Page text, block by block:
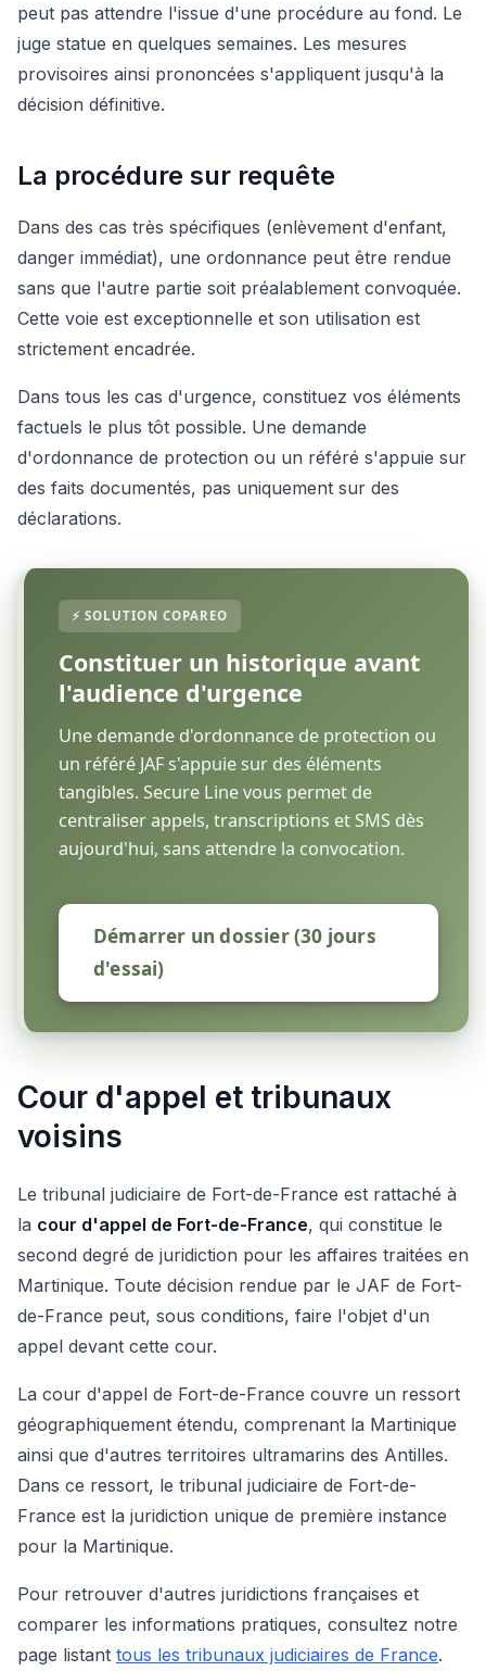
peut pas attendre l'issue d'une procédure au fond. Le
juge statue en quelques semaines. Les mesures
provisoires ainsi prononcées s'appliquent jusqu'à la
décision définitive.
La procédure sur requête
Dans des cas très spécifiques (enlèvement d'enfant,
danger immédiat), une ordonnance peut être rendue
sans que l'autre partie soit préalablement convoquée.
Cette voie est exceptionnelle et son utilisation est
strictement encadrée.
Dans tous les cas d'urgence, constituez vos éléments
factuels le plus tôt possible. Une demande
d'ordonnance de protection ou un référé s'appuie sur
des faits documentés, pas uniquement sur des
déclarations.
Constituer un historique avant
l'audience d'urgence
Une demande d'ordonnance de protection ou
un référé JAF s'appuie sur des éléments
tangibles. Secure Line vous permet de
centraliser appels, transcriptions et SMS dès
aujourd'hui, sans attendre la convocation.
Démarrer un dossier (30 jours
d'essai)
Cour d'appel et tribunaux
voisins
Le tribunal judiciaire de Fort-de-France est rattaché à
la cour d'appel de Fort-de-France, qui constitue le
second degré de juridiction pour les affaires traitées en
Martinique. Toute décision rendue par le JAF de Fort-
de-France peut, sous conditions, faire l'objet d'un
appel devant cette cour.
La cour d'appel de Fort-de-France couvre un ressort
géographiquement étendu, comprenant la Martinique
ainsi que d'autres territoires ultramarins des Antilles.
Dans ce ressort, le tribunal judiciaire de Fort-de-
France est la juridiction unique de première instance
pour la Martinique.
Pour retrouver d'autres juridictions françaises et
comparer les informations pratiques, consultez notre
page listant tous les tribunaux judiciaires de France.